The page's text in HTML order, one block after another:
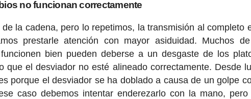
no funcionan correctamente
la cadena, pero lo repetimos, la transmisión al completo
prestarle atención con mayor asiduidad. Muchos
bien pueden deberse a un desgaste de los
que el desviador no esté alineado correctamente. Desde
porque el desviador se ha doblado a causa de un golpe
caso debemos intentar enderezarlo con la mano, pero